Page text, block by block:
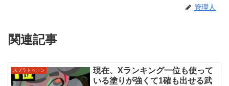
管理人
関連記事
スプラトゥーン
現在、Xランキング一位も使って
いる塗りが強くて1確も出せる武